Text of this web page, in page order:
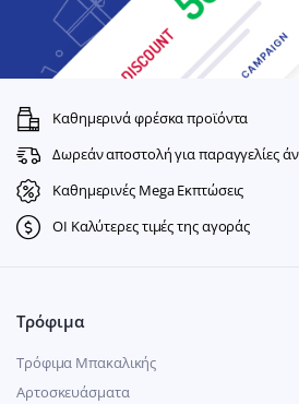
Καθημερινά φρέσκα προϊόντα
Δωρεάν αποστολή για παραγγελίες
Καθημερινές Mega Εκπτώσεις
ΟΙ Καλύτερες τιμές της αγοράς
Τρόφιμα
Τρόφιμα Μπακαλικής
Αρτοσκευάσματα